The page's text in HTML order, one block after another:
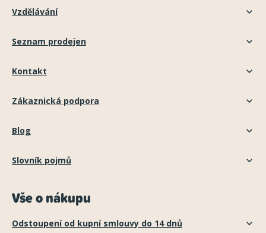
Vzdělávání
Seznam prodejen
Kontakt
Zákaznická podpora
Blog
Slovník pojmů
Vše o nákupu
Odstoupení od kupní smlouvy do 14 dnů